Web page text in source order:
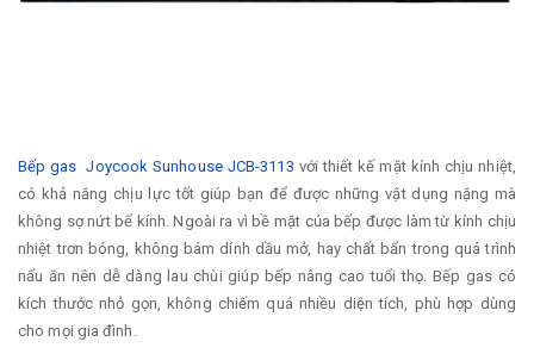
Bếp gas Joycook Sunhouse JCB-3113 với thiết kế mặt kính chịu nhiệt,
có khả năng chịu lực tốt giúp bạn để được những vật dụng nặng mà
không sợ nứt bể kính. Ngoài ra vì bề mặt của bếp được làm từ kính chịu
nhiệt trơn bóng, không bám dính dầu mở, hay chất bẩn trong quá trình
nấu ăn nên dễ dàng lau chùi giúp bếp nâng cao tuổi thọ. Bếp gas có
kích thước nhỏ gọn, không chiếm quá nhiều diện tích, phù hợp dùng
cho mọi gia đình.